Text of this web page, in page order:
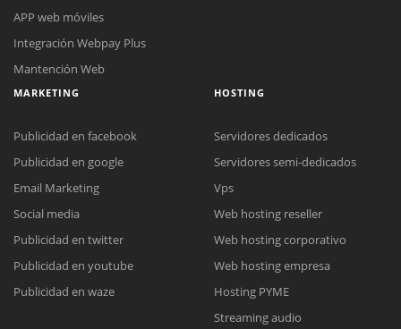
Reunión online
Meet para la reunión online.
Cotización
Chat Online
Todos nuestros ejecutivos están fuera de línea. Complete el formulario
APP web móviles
Integración Webpay Plus
Mantención Web
MARKETING
Publicidad en facebook
Publicidad en google
Email Marketing
Social media
Publicidad en twitter
Publicidad en youtube
Publicidad en waze
HOSTING
Servidores dedicados
Servidores semi-dedicados
Vps
Web hosting reseller
Web hosting corporativo
Web hosting empresa
Hosting PYME
Streaming audio